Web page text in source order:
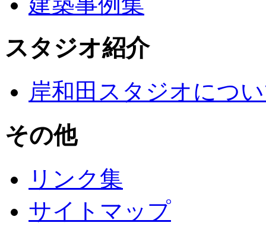
スタジオ紹介
岸和田スタジオにつ
その他
リンク集
サイトマップ